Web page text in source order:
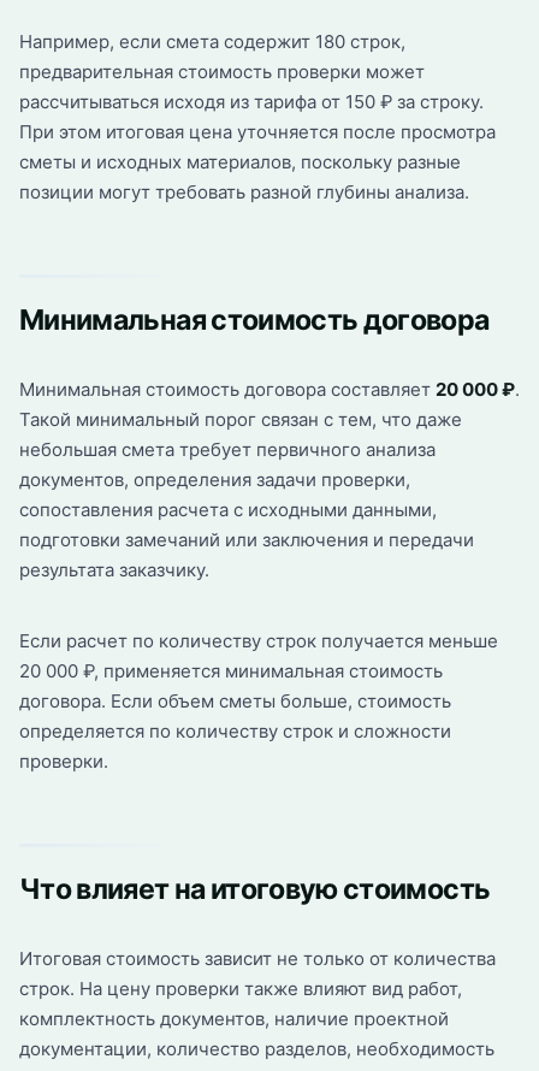
Например, если смета содержит 180 строк,
предварительная стоимость проверки может
рассчитываться исходя из тарифа от 150 ₽ за строку.
При этом итоговая цена уточняется после просмотра
сметы и исходных материалов, поскольку разные
позиции могут требовать разной глубины анализа.
Минимальная стоимость договора
Минимальная стоимость договора составляет 20 000 ₽.
Такой минимальный порог связан с тем, что даже
небольшая смета требует первичного анализа
документов, определения задачи проверки,
сопоставления расчета с исходными данными,
подготовки замечаний или заключения и передачи
результата заказчику.
Если расчет по количеству строк получается меньше
20 000 ₽, применяется минимальная стоимость
договора. Если объем сметы больше, стоимость
определяется по количеству строк и сложности
проверки.
Что влияет на итоговую стоимость
Итоговая стоимость зависит не только от количества
строк. На цену проверки также влияют вид работ,
комплектность документов, наличие проектной
документации, количество разделов, необходимость